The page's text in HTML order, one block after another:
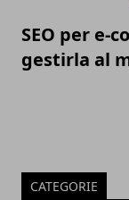
SEO per e-
gestirla al
CATEGORIE